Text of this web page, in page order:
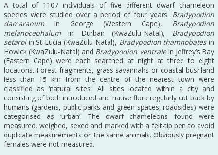
A total of 1107 individuals of five different dwarf chameleon
species were studied over a period of four years. Bradypodion
damaranumin George (Western Cape), Bradypodion
melanocephalumin Durban (KwaZulu-Natal), Bradypodion
setaroiin St Lucia (KwaZulu-Natal), Bradypodion thamnobatesin
Howick (KwaZulu-Natal) and Bradypodion ventralein Jeffrey’s Bay
(Eastern Cape) were each searched at night at three to eight
locations. Forest fragments, grass savannahs or coastal bushland
less than 15 km from the centre of the nearest town were
classified as ‘natural sites’. All sites located within a city and
consisting of both introduced and native flora regularly cut back by
humans (gardens, public parks and green spaces, roadsides) were
categorised as ‘urban’. The dwarf chameleons found were
measured, weighed, sexed and marked with a felt-tip pen to avoid
duplicate measurements on the same animals. Obviously pregnant
females were not measured.